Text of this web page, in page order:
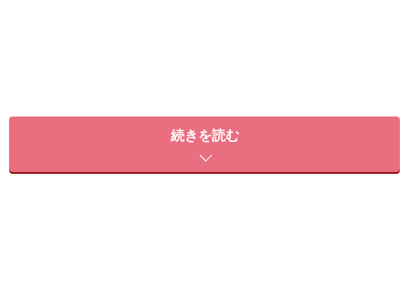
続きを読む